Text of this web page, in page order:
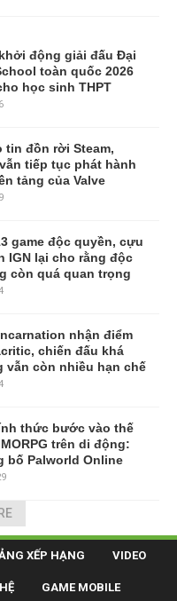
động giải đấu Đại
toàn quốc 2026
học sinh THPT
tin đồn rời Steam,
tiếp tục phát hành
tảng của Valve
game độc quyền, cựu
IGN lại cho rằng độc
còn quá quan trọng
nhận điểm
chiến đấu khá
vẫn còn nhiều hạn chế
thức bước vào thế
trên di động:
bố Palworld Online
XẾP HẠNG VIDEO
GAME MOBILE